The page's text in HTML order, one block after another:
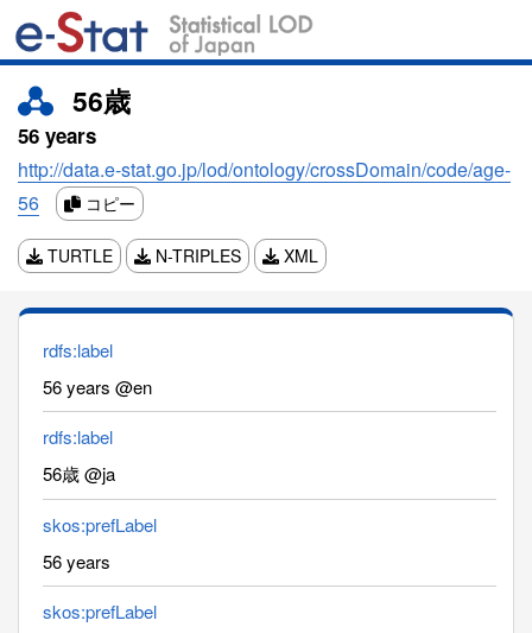
56歳
56 years
http://data.e-stat.go.jp/lod/ontology/crossDomain/code/age-
56
コピー
TURTLE N-TRIPLES XML
rdfs:label
56 years @en
rdfs:label
56歳 @ja
skos:prefLabel
56 years
skos:prefLabel